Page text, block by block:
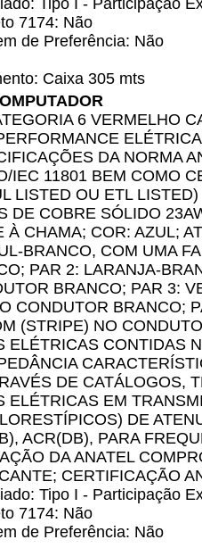
Tipo I - Participação
7174: Não
de Preferência: Não
Caixa 305 mts
6 VERMELHO
DA NORMA
IEC 11801 BEM COMO
LISTED OU ETL
DE COBRE SÓLIDO
À CHAMA; COR: AZUL;
BRANCO, COM UMA
PAR 2: LARANJA-
BRANCO; PAR 3:
CONDUTOR BRANCO;
(STRIPE) NO
ELÉTRICAS CONTIDAS
DE CATÁLOGOS,
ELÉTRICAS EM
DE
ACR(DB), PARA
DA ANATEL
CERTIFICAÇÃO
Tipo I - Participação
7174: Não
de Preferência: Não